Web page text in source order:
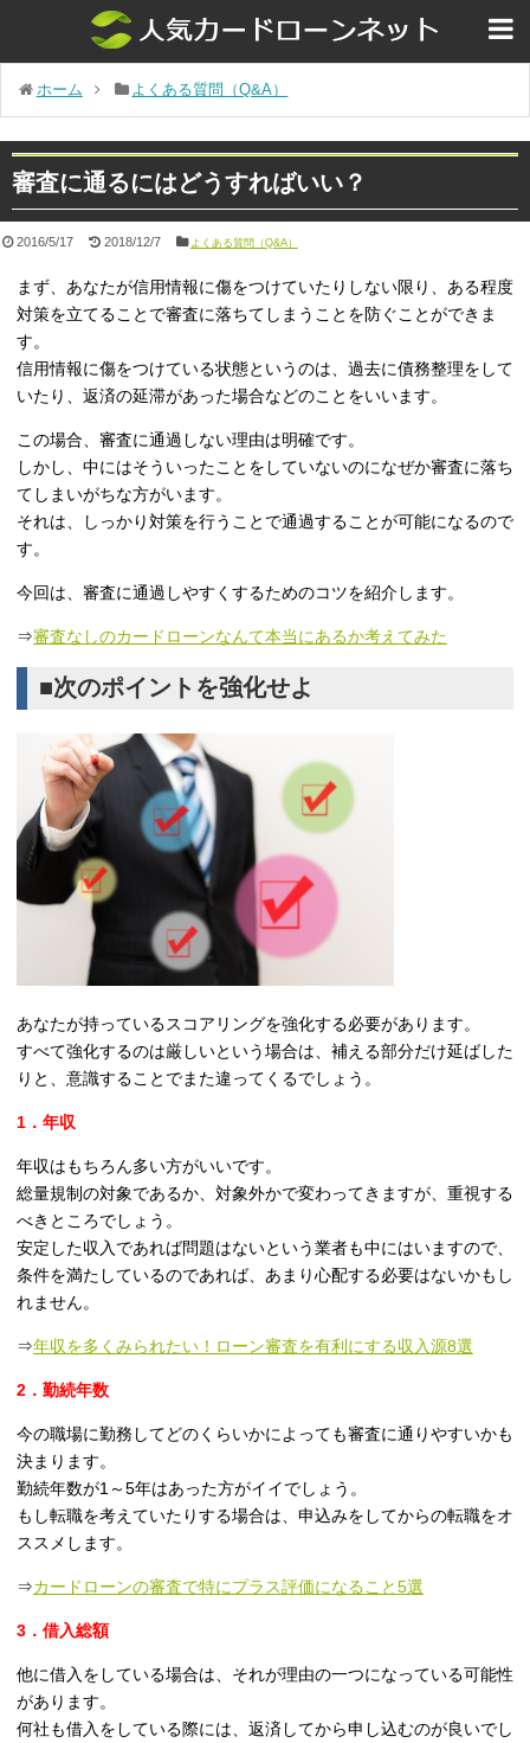
ホーム よくある質問（Q&A）
審査に通るにはどうすればいい？
2016/5/17 2018/12/7 よくある質問（Q&A）
まず、あなたが信用情報に傷をつけていたりしない限り、ある程度
対策を立てることで審査に落ちてしまうことを防ぐことができま
す。
信用情報に傷をつけている状態というのは、過去に債務整理をして
いたり、返済の延滞があった場合などのことをいいます。
この場合、審査に通過しない理由は明確です。
しかし、中にはそういったことをしていないのになぜか審査に落ち
てしまいがちな方がいます。
それは、しっかり対策を行うことで通過することが可能になるので
す。
今回は、審査に通過しやすくするためのコツを紹介します。
⇒審査なしのカードローンなんて本当にあるか考えてみた
■次のポイントを強化せよ
あなたが持っているスコアリングを強化する必要があります。
すべて強化するのは厳しいという場合は、補える部分だけ延ばした
りと、意識することでまた違ってくるでしょう。
1．年収
年収はもちろん多い方がいいです。
総量規制の対象であるか、対象外かで変わってきますが、重視する
べきところでしょう。
安定した収入であれば問題はないという業者も中にはいますので、
条件を満たしているのであれば、あまり心配する必要はないかもし
れません。
⇒年収を多くみられたい！ローン審査を有利にする収入源8選
2．勤続年数
今の職場に勤務してどのくらいかによっても審査に通りやすいかも
決まります。
勤続年数が1～5年はあった方がイイでしょう。
もし転職を考えていたりする場合は、申込みをしてからの転職をオ
ススメします。
⇒カードローンの審査で特にプラス評価になること5選
3．借入総額
他に借入をしている場合は、それが理由の一つになっている可能性
があります。
何社も借入をしている際には、返済してから申し込むのが良いでし